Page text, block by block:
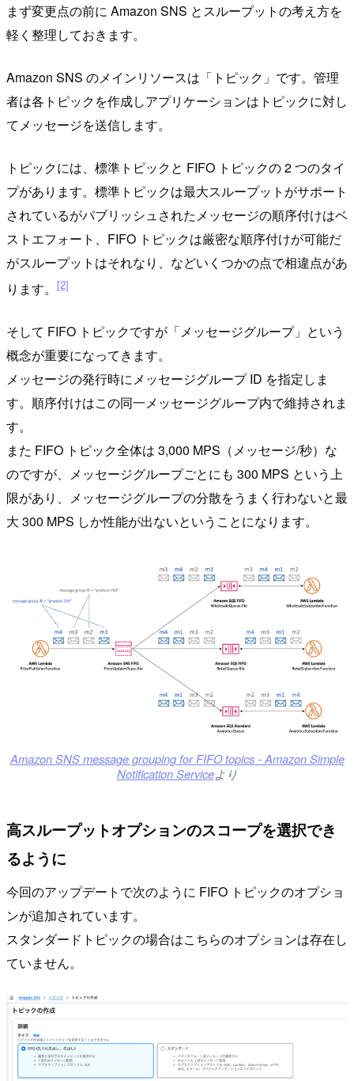
まず変更点の前に Amazon SNS とスループットの考え方を
軽く整理しておきます。
Amazon SNS のメインリソースは「トピック」です。管理
者は各トピックを作成しアプリケーションはトピックに対し
てメッセージを送信します。
トピックには、標準トピックと FIFO トピックの 2 つのタイ
プがあります。標準トピックは最大スループットがサポート
されているがパブリッシュされたメッセージの順序付けはベ
ストエフォート、FIFO トピックは厳密な順序付けが可能だ
がスループットはそれなり、などいくつかの点で相違点があ
ります。
[2]
そして FIFO トピックですが「メッセージグループ」という
概念が重要になってきます。
メッセージの発行時にメッセージグループ ID を指定しま
す。順序付けはこの同一メッセージグループ内で維持されま
す。
また FIFO トピック全体は 3,000 MPS（メッセージ/秒）な
のですが、メッセージグループごとにも 300 MPS という上
限があり、メッセージグループの分散をうまく行わないと最
大 300 MPS しか性能が出ないということになります。
Amazon SNS message grouping for FIFO topics - Amazon Simple
Notification Serviceより
高スループットオプションのスコープを選択でき
るように
今回のアップデートで次のように FIFO トピックのオプショ
ンが追加されています。
スタンダードトピックの場合はこちらのオプションは存在し
ていません。